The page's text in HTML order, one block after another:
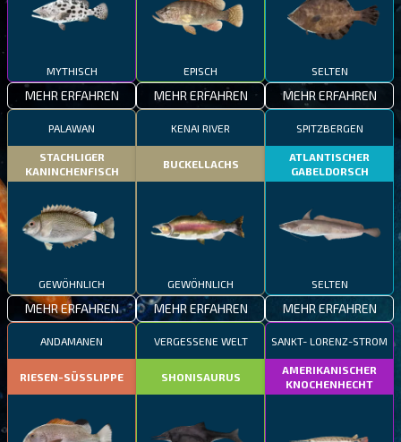
MYTHISCH
MEHR ERFAHREN
EPISCH
MEHR ERFAHREN
SELTEN
MEHR ERFAHREN
PALAWAN
STACHLIGER
KANINCHENFISCH
GEWÖHNLICH
MEHR ERFAHREN
KENAI RIVER
BUCKELLACHS
GEWÖHNLICH
MEHR ERFAHREN
SPITZBERGEN
ATLANTISCHER
GABELDORSCH
SELTEN
MEHR ERFAHREN
ANDAMANEN
RIESEN-SÜSSLIPPE
VERGESSENE WELT
SHONISAURUS
SANKT- LORENZ-STROM
AMERIKANISCHER
KNOCHENHECHT